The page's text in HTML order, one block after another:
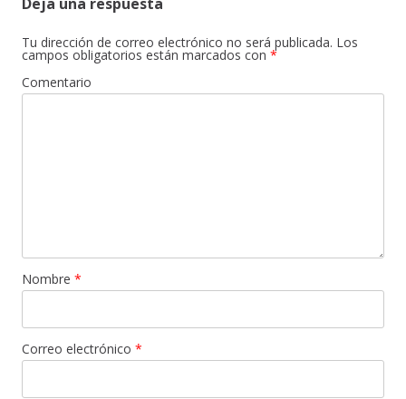
Tu dirección de correo electrónico no será publicada. Los
campos obligatorios están marcados con *
Comentario
Nombre *
Correo electrónico *